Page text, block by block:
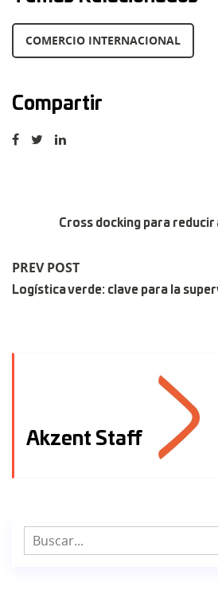
COMERCIO INTERNACIONAL
Compartir
Cross docking para
PREV POST
Logística verde: clave para la
Akzent Staff